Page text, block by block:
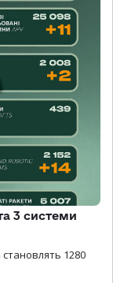
3 системи
1280